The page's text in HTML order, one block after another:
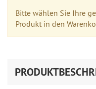
Bitte wählen Sie Ihre
Produkt in den